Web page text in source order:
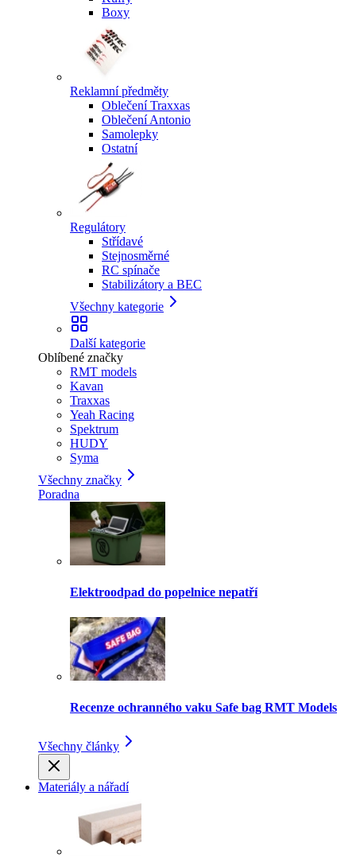
Boxy
Reklamní předměty
Oblečení Traxxas
Oblečení Antonio
Samolepky
Ostatní
Regulátory
Střídavé
Stejnosměrné
RC spínače
Stabilizátory a BEC
Všechny kategorie
Další kategorie
Oblíbené značky
RMT models
Kavan
Traxxas
Yeah Racing
Spektrum
HUDY
Syma
Všechny značky
Poradna
Elektroodpad do popelnice nepatří
Recenze ochranného vaku Safe bag RMT Models
Všechny články
Materiály a nářadí